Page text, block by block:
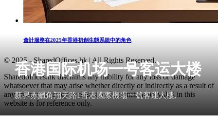
香港国际机场一号客运大楼
新界赤鱲角翔天路1香港國際機場一號客運大樓,
會計服務在2025年香港初創生態系統中的角色
© 2025 - SharedOffices.hk | All Rights Reserved.
Sharedoffices.hk disclaims any liability for any loss or damage
whatsoever that may arise whether directly or indirectly as a result of
any error, inaccuracy or omission. Information provided in this
website is for reference only.